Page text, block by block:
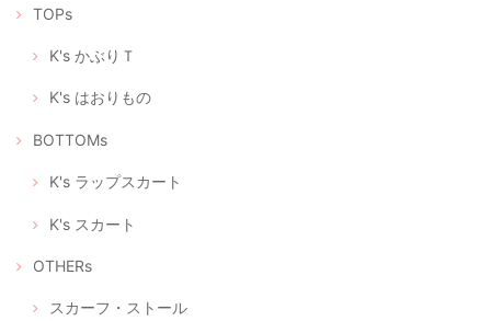
TOPs
K's かぶりＴ
K's はおりもの
BOTTOMs
K's ラップスカート
K's スカート
OTHERs
スカーフ・ストール